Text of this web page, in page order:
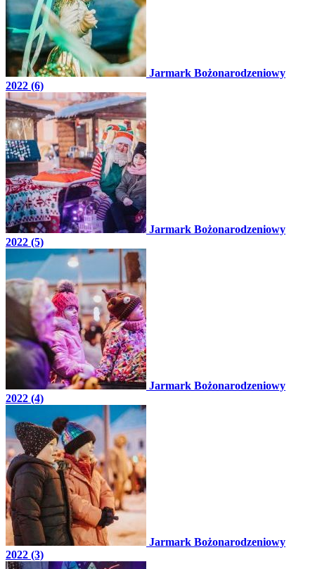
Jarmark Bożonarodzeniowy
2022 (6)
Jarmark Bożonarodzeniowy
2022 (5)
Jarmark Bożonarodzeniowy
2022 (4)
Jarmark Bożonarodzeniowy
2022 (3)